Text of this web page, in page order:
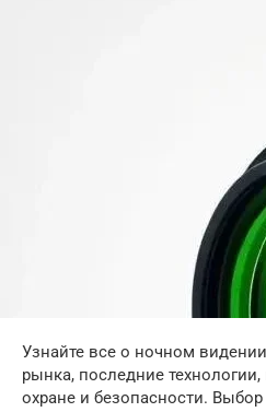
Узнайте все о ночном
рынка, последние
охране и безопасности.